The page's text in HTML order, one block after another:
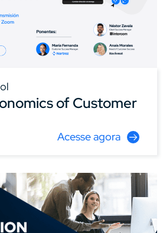
of Customer
Acesse agora